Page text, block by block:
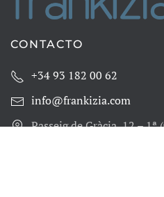
CONTACTO
+34 93 182 00 62
info@frankizia.com
Passeig de Gràcia, 12 –